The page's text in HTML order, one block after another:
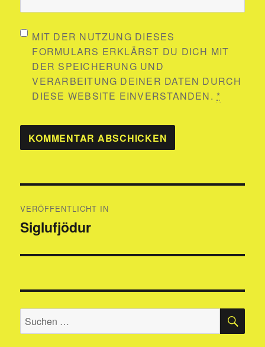
MIT DER NUTZUNG DIESES
FORMULARS ERKLÄRST DU DICH MIT
DER SPEICHERUNG UND
VERARBEITUNG DEINER DATEN DURCH
DIESE WEBSITE EINVERSTANDEN. *
VERÖFFENTLICHT IN
Siglufjödur
Suchen
nach: